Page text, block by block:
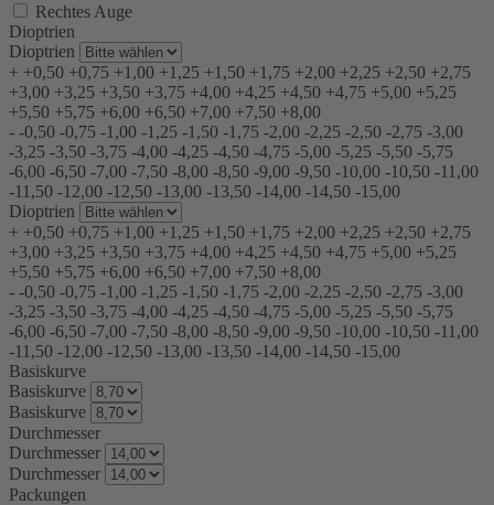
Rechtes Auge
Dioptrien
Dioptrien
+ +0,50 +0,75 +1,00 +1,25 +1,50 +1,75 +2,00 +2,25 +2,50 +2,75
+3,00 +3,25 +3,50 +3,75 +4,00 +4,25 +4,50 +4,75 +5,00 +5,25
+5,50 +5,75 +6,00 +6,50 +7,00 +7,50 +8,00
- -0,50 -0,75 -1,00 -1,25 -1,50 -1,75 -2,00 -2,25 -2,50 -2,75 -3,00
-3,25 -3,50 -3,75 -4,00 -4,25 -4,50 -4,75 -5,00 -5,25 -5,50 -5,75
-6,00 -6,50 -7,00 -7,50 -8,00 -8,50 -9,00 -9,50 -10,00 -10,50 -11,00
-11,50 -12,00 -12,50 -13,00 -13,50 -14,00 -14,50 -15,00
Dioptrien
+ +0,50 +0,75 +1,00 +1,25 +1,50 +1,75 +2,00 +2,25 +2,50 +2,75
+3,00 +3,25 +3,50 +3,75 +4,00 +4,25 +4,50 +4,75 +5,00 +5,25
+5,50 +5,75 +6,00 +6,50 +7,00 +7,50 +8,00
- -0,50 -0,75 -1,00 -1,25 -1,50 -1,75 -2,00 -2,25 -2,50 -2,75 -3,00
-3,25 -3,50 -3,75 -4,00 -4,25 -4,50 -4,75 -5,00 -5,25 -5,50 -5,75
-6,00 -6,50 -7,00 -7,50 -8,00 -8,50 -9,00 -9,50 -10,00 -10,50 -11,00
-11,50 -12,00 -12,50 -13,00 -13,50 -14,00 -14,50 -15,00
Basiskurve
Basiskurve
Basiskurve
Durchmesser
Durchmesser
Durchmesser
Packungen